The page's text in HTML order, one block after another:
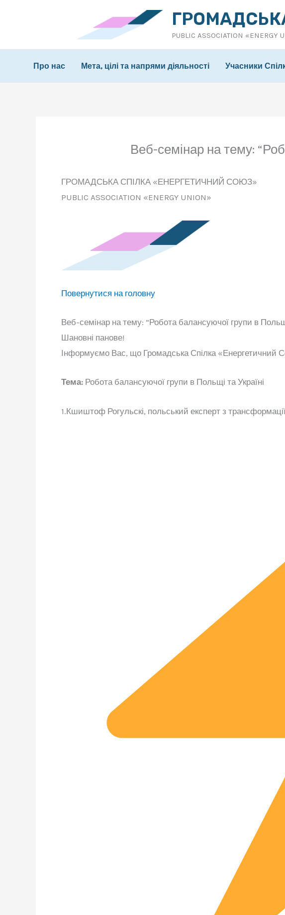
PUBLIC ASSOCIATION «ENERGY
Про нас Мета, цілі та напрями діяльності Учасники
Веб-семінар на тему:
ГРОМАДСЬКА СПІЛКА «ЕНЕРГЕТИЧНИЙ СОЮЗ»
PUBLIC ASSOCIATION «ENERGY UNION»
Повернутися на головну
Веб-семінар на тему: “Робота балансуючої групи в
Шановні панове!
Інформуємо Вас, що Громадська Спілка «Енергетичний
Тема: Робота балансуючої групи в Польщі та Україні
1.Кшиштоф Рогульскі, польський експерт з трансформації